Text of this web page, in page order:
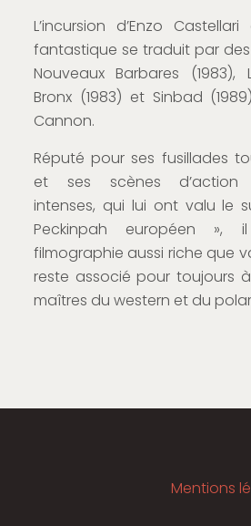
L’incursion d’Enzo
fantastique se traduit par des
Nouveaux Barbares (1983),
Bronx (1983) et Sinbad
Cannon.
Réputé pour ses fusillades
et ses scènes d’action
intenses, qui lui ont valu le
Peckinpah européen »,
filmographie aussi riche que
reste associé pour toujours
maîtres du western et du polar
Mentions